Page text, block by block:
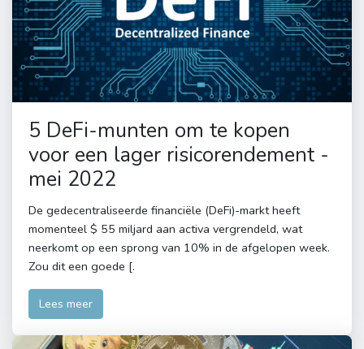
5 DeFi-munten om te kopen
voor een lager risicorendement -
mei 2022
De gedecentraliseerde financiële (DeFi)-markt heeft
momenteel $ 55 miljard aan activa vergrendeld, wat
neerkomt op een sprong van 10% in de afgelopen week.
Zou dit een goede [.
Lees meer